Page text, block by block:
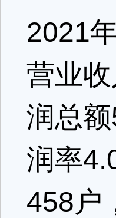
2021
营业
润总
润率
458户